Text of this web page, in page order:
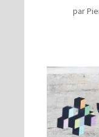
par